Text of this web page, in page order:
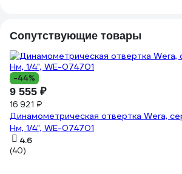
Сопутствующие товары
-44%
9 555 ₽
16 921 ₽
Динамометрическая отвертка Wera,
Нм, 1/4", WE-074701
4.6
(40)